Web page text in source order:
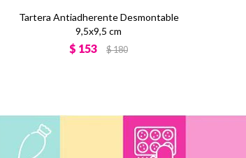
Tartera Antiadherente Desmontable
9,5x9,5 cm
$ 153 $180